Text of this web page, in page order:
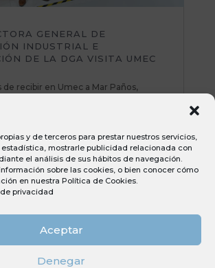
y de terceros para prestar nuestros servicios,
mostrarle publicidad relacionada con
el análisis de sus hábitos de navegación.
sobre las cookies, o bien conocer cómo
en nuestra Política de Cookies.
privacidad
Aceptar
Denegar
GENERAL DE
INDUSTRIAL E
DE LA DGA VISITA UMEC
de recibir en Umec a Mar Paños,
la mesa nuevas iniciativas e ideas
Todo el equipo Umec...